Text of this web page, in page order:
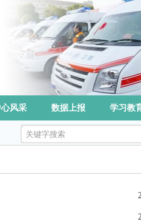
风采 数据上报 学习教